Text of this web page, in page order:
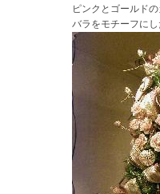
ピンクとゴールドの
バラをモチーフにし